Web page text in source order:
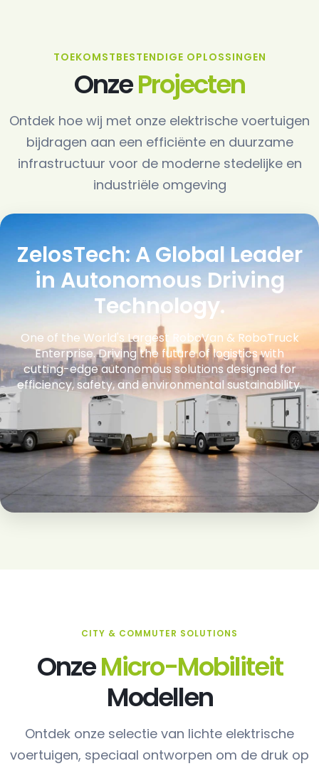
TOEKOMSTBESTENDIGE OPLOSSINGEN
OnzeProjecten
Ontdek hoe wij met onze elektrische voertuigen
bijdragen aan een efficiënte en duurzame
infrastructuur voor de moderne stedelijke en
industriële omgeving
ZelosTech: A Global Leader
in Autonomous Driving
Technology.
One of the World's Largest RoboVan & RoboTruck
Enterprise. Driving the future of logistics with
cutting-edge autonomous solutions designed for
efficiency, safety, and environmental sustainability.
CITY & COMMUTER SOLUTIONS
OnzeMicro-Mobiliteit
Modellen
Ontdek onze selectie van lichte elektrische
voertuigen, speciaal ontworpen om de druk op